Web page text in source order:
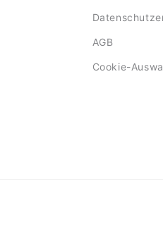
AGB
Cookie-